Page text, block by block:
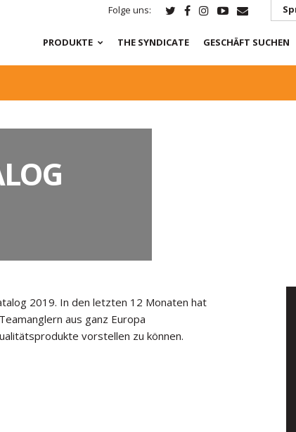
Folge uns:
PRODUKTE THE SYNDICATE GESCHÄFT SUCHEN
2019. In den letzten 12 Monaten hat
aus ganz Europa
vorstellen zu können.